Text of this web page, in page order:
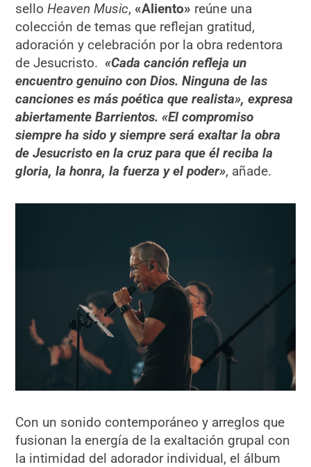
selloHeaven Music, «Aliento» reúne una
colección de temas que reflejan gratitud,
adoración y celebración por la obra redentora
de Jesucristo.«Cada canción refleja un
encuentro genuino con Dios. Ninguna de las
canciones es más poética que realista», expresa
abiertamente Barrientos. «El compromiso
siempre ha sido y siempre será exaltar la obra
de Jesucristo en la cruz para que él reciba la
gloria, la honra, la fuerza y el poder», añade.
Con un sonido contemporáneo y arreglos que
fusionan la energía de la exaltación grupal con
la intimidad del adorador individual, el álbum